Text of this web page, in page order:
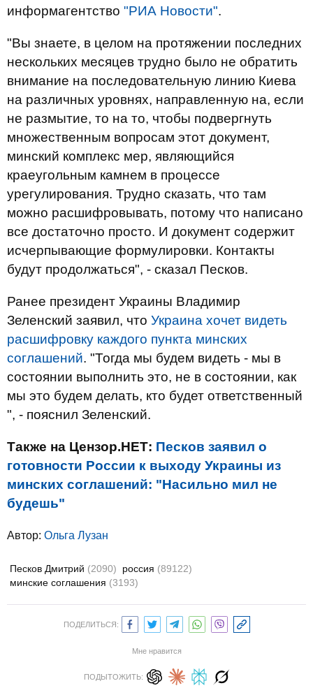
информагентство "РИА Новости".
"Вы знаете, в целом на протяжении последних
нескольких месяцев трудно было не обратить
внимание на последовательную линию Киева
на различных уровнях, направленную на, если
не размытие, то на то, чтобы подвергнуть
множественным вопросам этот документ,
минский комплекс мер, являющийся
краеугольным камнем в процессе
урегулирования. Трудно сказать, что там
можно расшифровывать, потому что написано
все достаточно просто. И документ содержит
исчерпывающие формулировки. Контакты
будут продолжаться", - сказал Песков.
Ранее президент Украины Владимир
Зеленский заявил, что Украина хочет видеть
расшифровку каждого пункта минских
соглашений. "Тогда мы будем видеть - мы в
состоянии выполнить это, не в состоянии, как
мы это будем делать, кто будет ответственный
", - пояснил Зеленский.
Также на Цензор.НЕТ: Песков заявил о
готовности России к выходу Украины из
минских соглашений: "Насильно мил не
будешь"
Автор: Ольга Лузан
Песков Дмитрий (2090) россия (89122)
минские соглашения (3193)
ПОДЕЛИТЬСЯ:
Мне нравится
ПОДЫТОЖИТЬ: